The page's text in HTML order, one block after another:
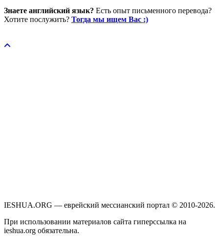
Знаете английский язык? Есть опыт письменного перевода?
Хотите послужить? Тогда мы ищем Вас :)
IESHUA.ORG — еврейский мессианский портал © 2010-2026.
При использовании материалов сайта гиперссылка на
ieshua.org обязательна.